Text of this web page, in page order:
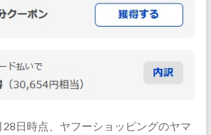
日時点、ヤフーショッピングのヤマ